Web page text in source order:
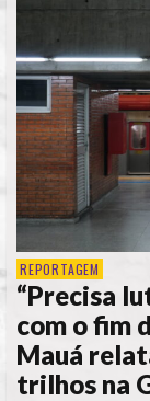
REPORTAGEM
“Precisa
com o fim
Mauá
trilhos na